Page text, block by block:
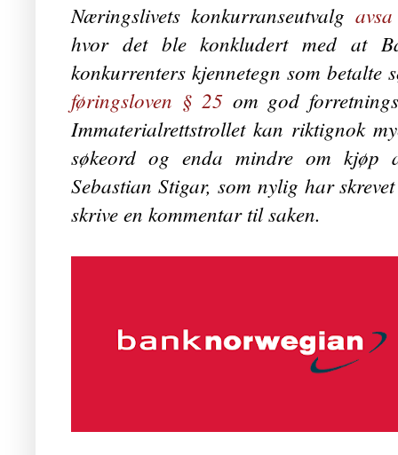
Næringslivets konkurranseutvalg
hvor det ble konkludert med at
konkurrenters kjennetegn som
førings­loven § 25 om god
Immaterialrettstrollet kan riktignok
søkeord og enda mindre om
Sebastian Stigar, som nylig har
skrive en kommentar til saken.